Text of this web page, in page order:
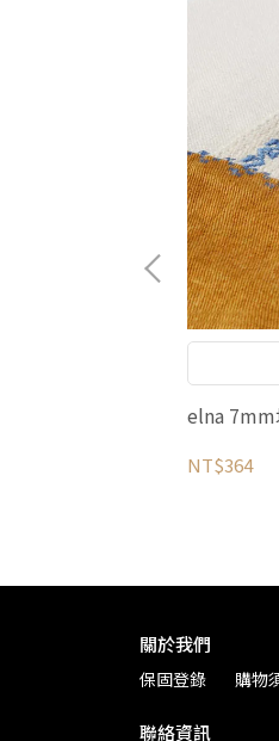
elna 7mm
NT$364
關於我們
保固登錄 購物
聯絡資訊